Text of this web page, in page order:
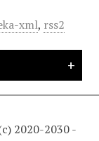
xml, rss2
2020-2030 -